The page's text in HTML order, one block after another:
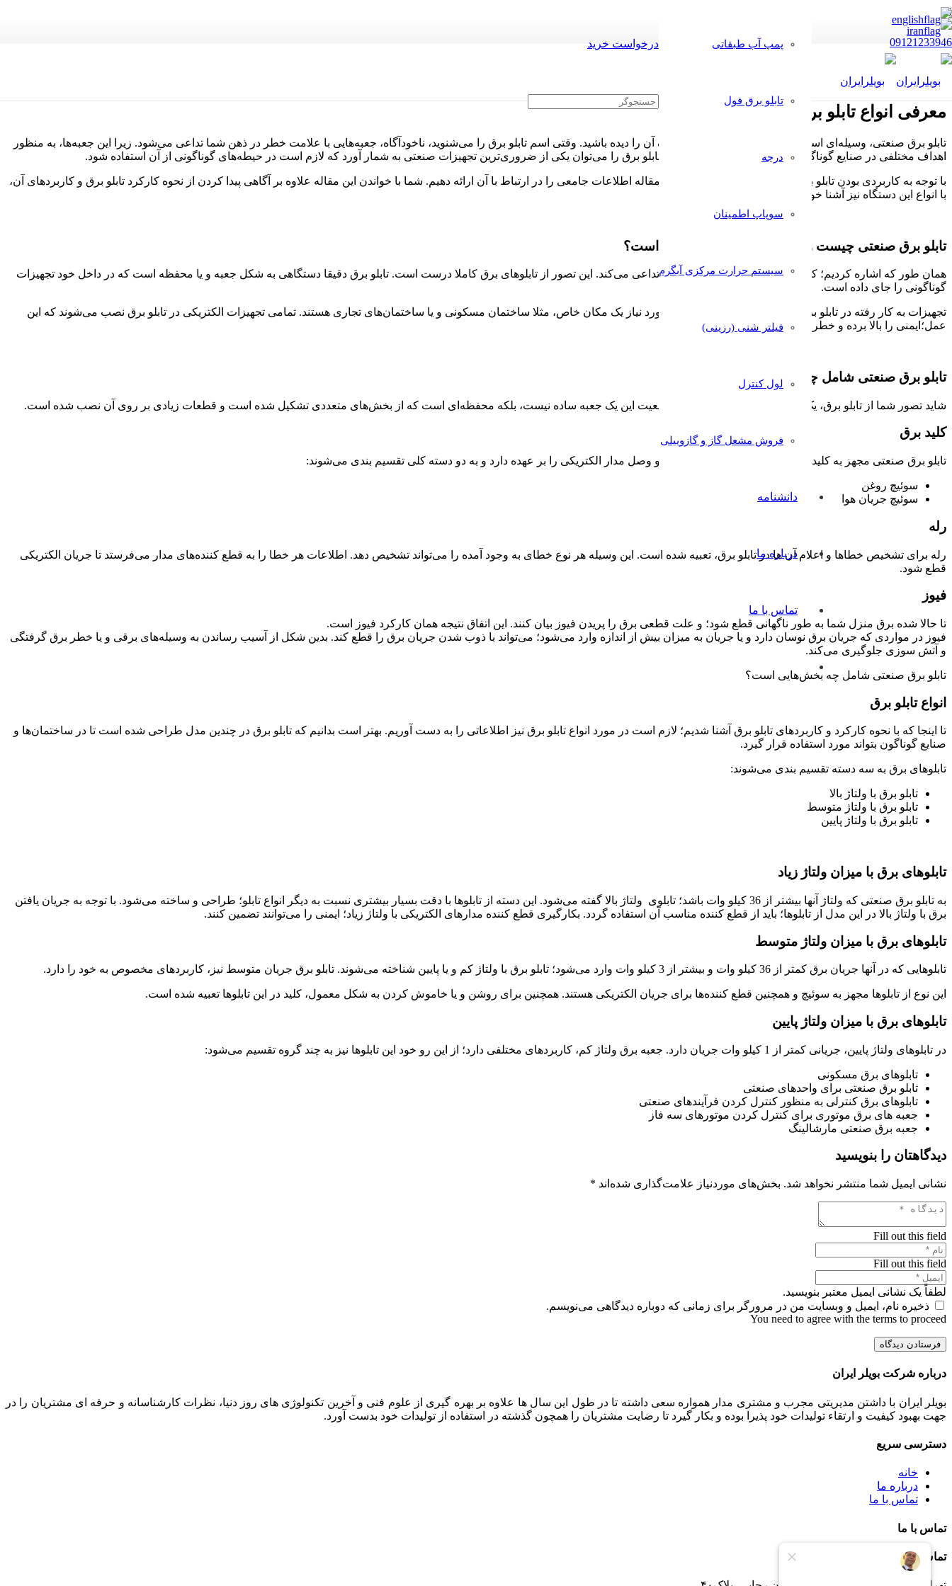
09121233946 پمپ آب طبقاتی
تابلو برق فول
درجه
سوپاپ اطمینان
سیستم حرارت مرکزی آبگرم
فیلتر شنی (رزینی)
لول کنترل
فروش مشعل گاز و گازوییلی
دانشنامه
درباره ما
تماس با ما
درخواست خرید
معرفی انواع تابلو برق صنعتی
تابلو برق صنعتی، وسیله‌ای است که احتمالا در مکان‌های مختلف آن را دیده باشید. وقتی اسم تابلو برق را می‌شنوید، ناخودآگاه، جعبه‌هایی با علامت خطر در ذهن شما تداعی می‌شود. زیرا این جعبه‌ها، به منظور
اهداف مختلفی در صنایع گوناگونی مورد استفاده قرار می‌گیرد. تابلو برق را می‌توان یکی از ضروری‌ترین تجهیزات صنعتی به شمار آورد که لازم است در حیطه‌های گوناگونی از آن استفاده شود.
با توجه به کاربردی بودن تابلو برق صنعتی، ما قصد داریم در این مقاله اطلاعات جامعی را در ارتباط با آن ارائه دهیم. شما با خواندن این مقاله علاوه بر آگاهی پیدا کردن از نحوه کارکرد تابلو برق و کاربردهای آن،
با انواع این دستگاه نیز آشنا خواهید شد.
تابلو برق صنعتی چیست و از چه اجزایی تشکیل شده است؟
همان طور که اشاره کردیم؛ کلمه تابلو برق، یک جعبه را در ذهن تداعی می‌کند. این تصور از تابلوهای برق کاملا درست است. تابلو برق دقیقا دستگاهی به شکل جعبه و یا محفظه است که در داخل خود تجهیزات
گوناگونی را جای داده است.
تجهیزات به کار رفته در تابلو برق، در واقع؛ تجهیزات الکتریکی مورد نیاز یک مکان خاص، مثلا ساختمان مسکونی و یا ساختمان‌های تجاری هستند. تمامی تجهیزات الکتریکی در تابلو برق نصب می‌شوند که این
عمل؛ایمنی را بالا برده و خطر برق گرفتگی را از بین می‌برد.
تابلو برق صنعتی شامل چه بخش‌هایی است؟
شاید تصور شما از تابلو برق، یک جعبه باشد، اما بگوییم که در واقعیت این یک جعبه ساده نیست، بلکه محفظه‌ای است که از بخش‌های متعددی تشکیل شده است و قطعات زیادی بر روی آن نصب شده است.
کلید برق
تابلو برق صنعتی مجهز به کلید برق است. کلید برق وظیفه قطع و وصل مدار الکتریکی را بر عهده دارد و به دو دسته کلی تقسیم بندی می‌شوند:
سوئیچ روغن
سوئیچ جریان هوا
رله
رله برای تشخیص خطاها و اعلام آن ها در تابلو برق، تعبیه شده است. این وسیله هر نوع خطای به وجود آمده را می‌تواند تشخیص دهد. اطلاعات هر خطا را به قطع کننده‎‌های مدار می‌فرستد تا جریان الکتریکی
قطع شود.
فیوز
تا حالا شده برق منزل شما به طور ناگهانی قطع شود؛ و علت قطعی برق را پریدن فیوز بیان کنند. این اتفاق نتیجه همان کارکرد فیوز است.
فیوز در مواردی که جریان برق نوسان دارد و یا جریان به میزان بیش از اندازه وارد می‌شود؛ می‌تواند با ذوب شدن جریان برق را قطع کند. بدین شکل از آسیب رساندن به وسیله‌های برقی و یا خطر برق گرفتگی
و آتش سوزی جلوگیری می‌کند.
تابلو برق صنعتی شامل چه بخش‌هایی است؟
انواع تابلو برق
تا اینجا که با نحوه کارکرد و کاربردهای تابلو برق آشنا شدیم؛ لازم است در مورد انواع تابلو برق نیز اطلاعاتی را به دست آوریم. بهتر است بدانیم که تابلو برق در چندین مدل طراحی شده است تا در ساختمان‌ها و
صنایع گوناگون بتواند مورد استفاده قرار گیرد.
تابلو‌های برق به سه دسته تقسیم بندی می‌شوند:
تابلو برق با ولتاژ بالا
تابلو برق با ولتاژ متوسط
تابلو برق با ولتاژ پایین
تابلوهای برق با میزان ولتاژ زیاد
به تابلو برق صنعتی که ولتاژ آنها بیشتر از 36 کیلو وات باشد؛ تابلوی ولتاژ بالا گفته می‌شود. این دسته از تابلوها با دقت بسیار بیشتری نسبت به دیگر انواع تابلو؛ طراحی و ساخته می‌شود. با توجه به جریان یافتن
برق با ولتاژ بالا در این مدل از تابلوها؛ باید از قطع کننده مناسب آن استفاده گردد. بکارگیری قطع کننده مدارهای الکتریکی با ولتاژ زیاد؛ ایمنی را می‌توانند تضمین کنند.
تابلوهای برق با میزان ولتاژ متوسط
تابلوهایی که در آنها جریان برق کمتر از 36 کیلو وات و بیشتر از 3 کیلو وات وارد می‌شود؛ تابلو برق با ولتاژ کم و یا پایین شناخته می‌شوند. تابلو برق جریان متوسط نیز، کاربردهای مخصوص به خود را دارد.
این نوع از تابلوها مجهز به سوئیچ و همچنین قطع کننده‌ها برای جریان الکتریکی هستند. همچنین برای روشن و یا خاموش کردن به شکل معمول، کلید در این تابلوها تعبیه شده است.
تابلوهای برق با میزان ولتاژ پایین
در تابلوهای ولتاژ پایین، جریانی کمتر از 1 کیلو وات جریان دارد. جعبه برق ولتاژ کم، کاربردهای مختلفی دارد؛ از این رو خود این تابلوها نیز به چند گروه تقسیم می‌شود:
تابلوهای برق مسکونی
تابلو برق صنعتی برای واحدهای صنعتی
تابلوهای برق کنترلی به منظور کنترل کردن فرآیندهای صنعتی
جعبه های برق موتوری برای کنترل کردن موتورهای سه فاز
جعبه برق صنعتی مارشالینگ
دیدگاهتان را بنویسید
نشانی ایمیل شما منتشر نخواهد شد. بخش‌های موردنیاز علامت‌گذاری شده‌اند *
Fill out this field
Fill out this field
لطفاً یک نشانی ایمیل معتبر بنویسید.
ذخیره نام، ایمیل و وبسایت من در مرورگر برای زمانی که دوباره دیدگاهی می‌نویسم.
You need to agree with the terms to proceed
فرستادن دیدگاه
درباره شرکت بویلر ایران
بویلر ایران با داشتن مدیریتی مجرب و مشتری مدار همواره سعی داشته تا در طول این سال ها علاوه بر بهره گیری از علوم فنی و آخرین تکنولوژی های روز دنیا، نظرات کارشناسانه و حرفه ای مشتریان را در
جهت بهبود کیفیت و ارتقاء تولیدات خود پذیرا بوده و بکار گیرد تا رضایت مشتریان را همچون گذشته در استفاده از تولیدات خود بدست آورد.
دسترسی سریع
خانه
درباره ما
تماس با ما
تماس با ما
تماس با ما